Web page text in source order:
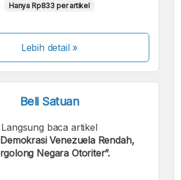
Hanya Rp833 per artikel
Lebih detail »
Beli Satuan
Langsung baca artikel
Venezuela Rendah,
Negara Otoriter”.